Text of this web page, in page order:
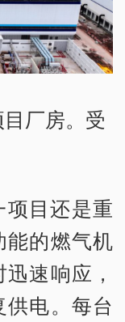
厂房。受
目还是重
能的燃气机
速响应，
电。每台